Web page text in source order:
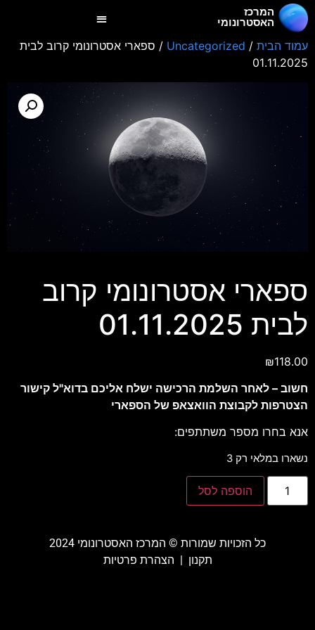
המרכז
האסטרונומי
עמוד הבית /
Uncategorized / ספארי אסטרונומי קרוב לבית
01.11.2025
ספארי אסטרונומי קרוב
לבית 01.11.2025
₪118.00
חשוב – לאחר השלמת הרכישה ישלח אליכם בדוא"ל קישור
הצטרפות לקבוצת הוואצאפ של הספארי
אנא בחרו מספר משתתפים:
נשארו במלאי רק 3
הוספה לסל
כל הזכויות שמורות ©️ המרכז האסטרונומי 2024
תקנון | הצהרת פרטיות